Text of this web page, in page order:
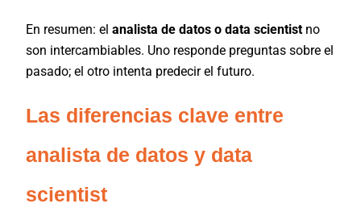
En resumen: elanalista de datos o data scientist no
son intercambiables. Uno responde preguntas sobre el
pasado; el otro intenta predecir el futuro.
Las diferencias clave entre
analista de datos y data
scientist